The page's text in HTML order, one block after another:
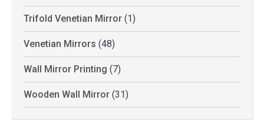
Trifold Venetian Mirror (1)
Venetian Mirrors (48)
Wall Mirror Printing (7)
Wooden Wall Mirror (31)